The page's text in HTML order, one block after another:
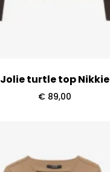
Jolie turtle top Nikkie
€89,00